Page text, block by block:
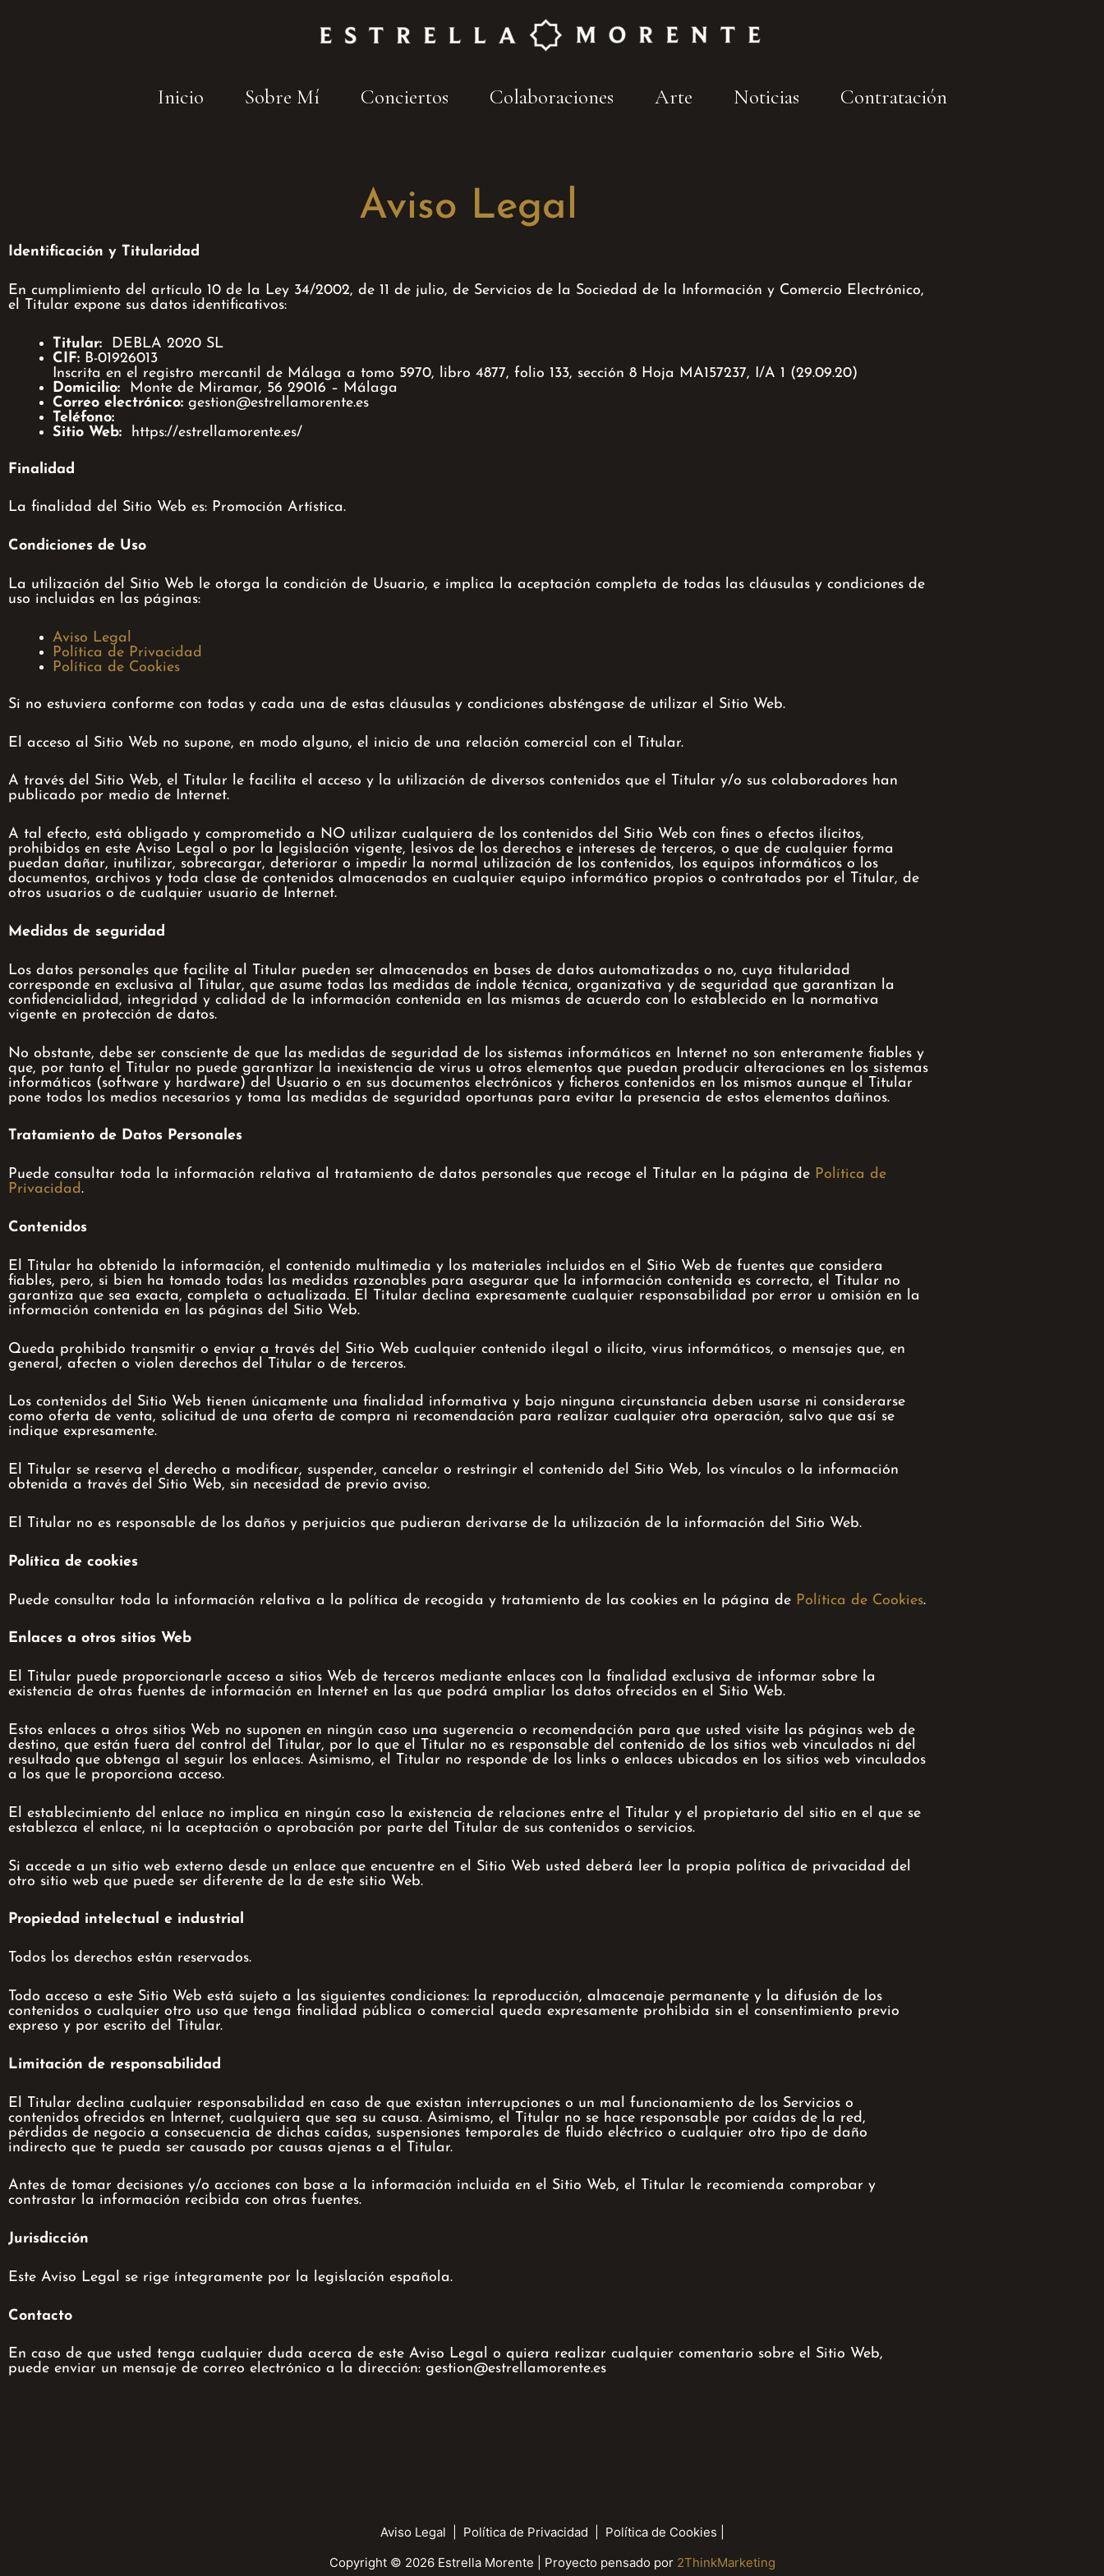
Inicio Sobre Mí Conciertos Colaboraciones Arte Noticias Contratación
Aviso Legal
Identificación y Titularidad
En cumplimiento del artículo 10 de la Ley 34/2002, de 11 de julio, de Servicios de la Sociedad de la Información y Comercio Electrónico,
el Titular expone sus datos identificativos:
Titular: DEBLA 2020 SL
CIF: B-01926013
Inscrita en el registro mercantil de Málaga a tomo 5970, libro 4877, folio 133, sección 8 Hoja MA157237, I/A 1 (29.09.20)
Domicilio: Monte de Miramar, 56 29016 – Málaga
Correo electrónico: gestion@estrellamorente.es
Teléfono:
Sitio Web: https://estrellamorente.es/
Finalidad
La finalidad del Sitio Web es: Promoción Artística.
Condiciones de Uso
La utilización del Sitio Web le otorga la condición de Usuario, e implica la aceptación completa de todas las cláusulas y condiciones de
uso incluidas en las páginas:
Aviso Legal
Política de Privacidad
Política de Cookies
Si no estuviera conforme con todas y cada una de estas cláusulas y condiciones absténgase de utilizar el Sitio Web.
El acceso al Sitio Web no supone, en modo alguno, el inicio de una relación comercial con el Titular.
A través del Sitio Web, el Titular le facilita el acceso y la utilización de diversos contenidos que el Titular y/o sus colaboradores han
publicado por medio de Internet.
A tal efecto, está obligado y comprometido a NO utilizar cualquiera de los contenidos del Sitio Web con fines o efectos ilícitos,
prohibidos en este Aviso Legal o por la legislación vigente, lesivos de los derechos e intereses de terceros, o que de cualquier forma
puedan dañar, inutilizar, sobrecargar, deteriorar o impedir la normal utilización de los contenidos, los equipos informáticos o los
documentos, archivos y toda clase de contenidos almacenados en cualquier equipo informático propios o contratados por el Titular, de
otros usuarios o de cualquier usuario de Internet.
Medidas de seguridad
Los datos personales que facilite al Titular pueden ser almacenados en bases de datos automatizadas o no, cuya titularidad
corresponde en exclusiva al Titular, que asume todas las medidas de índole técnica, organizativa y de seguridad que garantizan la
confidencialidad, integridad y calidad de la información contenida en las mismas de acuerdo con lo establecido en la normativa
vigente en protección de datos.
No obstante, debe ser consciente de que las medidas de seguridad de los sistemas informáticos en Internet no son enteramente fiables y
que, por tanto el Titular no puede garantizar la inexistencia de virus u otros elementos que puedan producir alteraciones en los sistemas
informáticos (software y hardware) del Usuario o en sus documentos electrónicos y ficheros contenidos en los mismos aunque el Titular
pone todos los medios necesarios y toma las medidas de seguridad oportunas para evitar la presencia de estos elementos dañinos.
Tratamiento de Datos Personales
Puede consultar toda la información relativa al tratamiento de datos personales que recoge el Titular en la página de Política de
Privacidad.
Contenidos
El Titular ha obtenido la información, el contenido multimedia y los materiales incluidos en el Sitio Web de fuentes que considera
fiables, pero, si bien ha tomado todas las medidas razonables para asegurar que la información contenida es correcta, el Titular no
garantiza que sea exacta, completa o actualizada. El Titular declina expresamente cualquier responsabilidad por error u omisión en la
información contenida en las páginas del Sitio Web.
Queda prohibido transmitir o enviar a través del Sitio Web cualquier contenido ilegal o ilícito, virus informáticos, o mensajes que, en
general, afecten o violen derechos del Titular o de terceros.
Los contenidos del Sitio Web tienen únicamente una finalidad informativa y bajo ninguna circunstancia deben usarse ni considerarse
como oferta de venta, solicitud de una oferta de compra ni recomendación para realizar cualquier otra operación, salvo que así se
indique expresamente.
El Titular se reserva el derecho a modificar, suspender, cancelar o restringir el contenido del Sitio Web, los vínculos o la información
obtenida a través del Sitio Web, sin necesidad de previo aviso.
El Titular no es responsable de los daños y perjuicios que pudieran derivarse de la utilización de la información del Sitio Web.
Política de cookies
Puede consultar toda la información relativa a la política de recogida y tratamiento de las cookies en la página de Política de Cookies.
Enlaces a otros sitios Web
El Titular puede proporcionarle acceso a sitios Web de terceros mediante enlaces con la finalidad exclusiva de informar sobre la
existencia de otras fuentes de información en Internet en las que podrá ampliar los datos ofrecidos en el Sitio Web.
Estos enlaces a otros sitios Web no suponen en ningún caso una sugerencia o recomendación para que usted visite las páginas web de
destino, que están fuera del control del Titular, por lo que el Titular no es responsable del contenido de los sitios web vinculados ni del
resultado que obtenga al seguir los enlaces. Asimismo, el Titular no responde de los links o enlaces ubicados en los sitios web vinculados
a los que le proporciona acceso.
El establecimiento del enlace no implica en ningún caso la existencia de relaciones entre el Titular y el propietario del sitio en el que se
establezca el enlace, ni la aceptación o aprobación por parte del Titular de sus contenidos o servicios.
Si accede a un sitio web externo desde un enlace que encuentre en el Sitio Web usted deberá leer la propia política de privacidad del
otro sitio web que puede ser diferente de la de este sitio Web.
Propiedad intelectual e industrial
Todos los derechos están reservados.
Todo acceso a este Sitio Web está sujeto a las siguientes condiciones: la reproducción, almacenaje permanente y la difusión de los
contenidos o cualquier otro uso que tenga finalidad pública o comercial queda expresamente prohibida sin el consentimiento previo
expreso y por escrito del Titular.
Limitación de responsabilidad
El Titular declina cualquier responsabilidad en caso de que existan interrupciones o un mal funcionamiento de los Servicios o
contenidos ofrecidos en Internet, cualquiera que sea su causa. Asimismo, el Titular no se hace responsable por caídas de la red,
pérdidas de negocio a consecuencia de dichas caídas, suspensiones temporales de fluido eléctrico o cualquier otro tipo de daño
indirecto que te pueda ser causado por causas ajenas a el Titular.
Antes de tomar decisiones y/o acciones con base a la información incluida en el Sitio Web, el Titular le recomienda comprobar y
contrastar la información recibida con otras fuentes.
Jurisdicción
Este Aviso Legal se rige íntegramente por la legislación española.
Contacto
En caso de que usted tenga cualquier duda acerca de este Aviso Legal o quiera realizar cualquier comentario sobre el Sitio Web,
puede enviar un mensaje de correo electrónico a la dirección: gestion@estrellamorente.es
Aviso Legal Política de Privacidad Política de Cookies
Copyright © 2026 Estrella Morente | Proyecto pensado por 2ThinkMarketing